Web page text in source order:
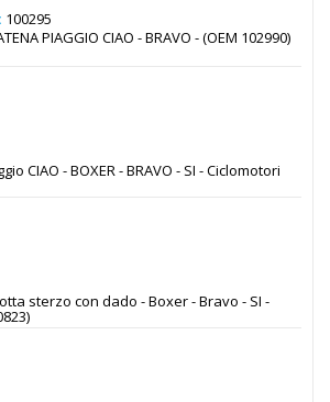
100295
PIAGGIO CIAO - BRAVO - (OEM 102990)
CIAO - BOXER - BRAVO - SI - Ciclomotori
sterzo con dado - Boxer - Bravo - SI -